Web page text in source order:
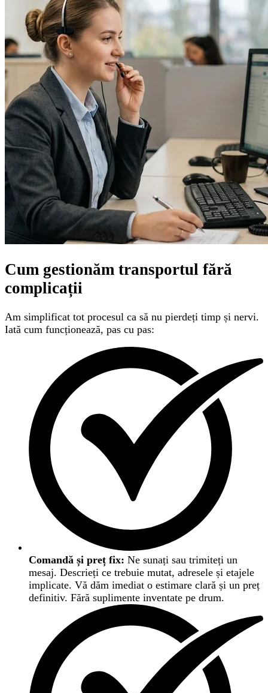
Cum gestionăm transportul fără
complicații
Am simplificat tot procesul ca să nu pierdeți timp și nervi.
Iată cum funcționează, pas cu pas:
Comandă și preț fix: Ne sunați sau trimiteți un
mesaj. Descrieți ce trebuie mutat, adresele și etajele
implicate. Vă dăm imediat o estimare clară și un preț
definitiv. Fără suplimente inventate pe drum.